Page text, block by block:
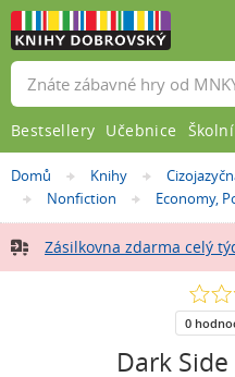
Nacházíte
se
zde:
Domů »Knihy »
»Nonfiction »Economy,
Zásilkovna zdarma celý
Dark
0.0
5
hvězdiček
0
Vyhledávání
Bestsellery Učebnice